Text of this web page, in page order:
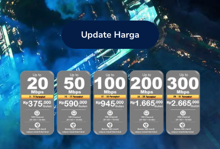
Update Harga